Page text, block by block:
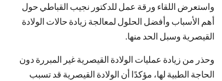
واستعرض اللقاء ورقة عمل للدكتور نجيب القباطي حول
أهم الأسباب وأفضل الحلول لمعالجة زيادة حالات الولادة
القيصرية وسبل الحد منها.
وحذر من زيادة عمليات الولادة القيصرية غير المبررة دون
الحاجة الطبية لها، مؤكدًا أن الولادة القيصرية قد تسبب